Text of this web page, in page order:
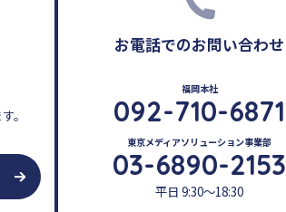
。
お電話でのお問い合わせ
福岡本社
092-710-6871
東京メディアソリューション事業部
03-6890-2153
平日 9:30～18:30